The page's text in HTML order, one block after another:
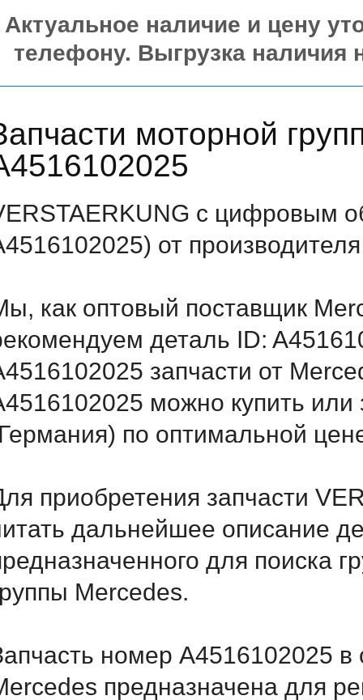
Актуальное наличие и цену
телефону. Выгрузка наличия
моторной
с цифровым
от
как оптовый поставщик
деталь ID:
запчасти от
можно купить или
по оптимальной
приобретения запчасти
дальнейшее описание
для поиска
Mercedes.
номер A4516102025 в
предназначена для